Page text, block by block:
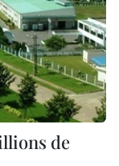
de